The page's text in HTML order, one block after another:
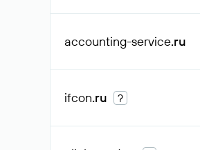
accounting-service.ru
ifcon.ru ?